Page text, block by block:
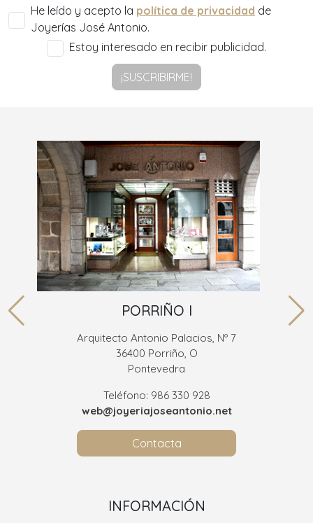
He leído y acepto la política de privacidad de
Joyerías José Antonio.
Estoy interesado en recibir publicidad.
¡SUSCRIBIRME!
PORRIÑO I
Arquitecto Antonio Palacios, Nº 7
36400 Porriño, O
Pontevedra
Teléfono: 986 330 928
web@joyeriajoseantonio.net
Contacta
INFORMACIÓN